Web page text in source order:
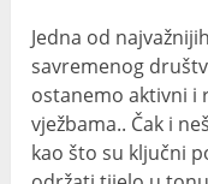
Jedna od
savremenog
ostanemo aktivni i
vježbama.. Čak i
kao što su ključni